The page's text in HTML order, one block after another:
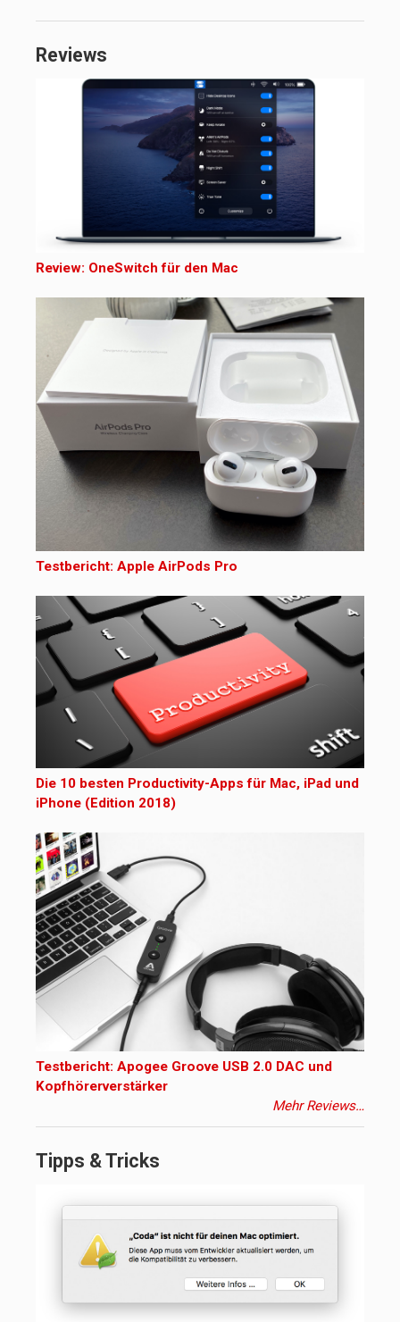
Reviews
Review: OneSwitch für den Mac
Testbericht: Apple AirPods Pro
Die 10 besten Productivity-Apps für Mac, iPad und
iPhone (Edition 2018)
Testbericht: Apogee Groove USB 2.0 DAC und
Kopfhörerverstärker
Mehr Reviews…
Tipps & Tricks